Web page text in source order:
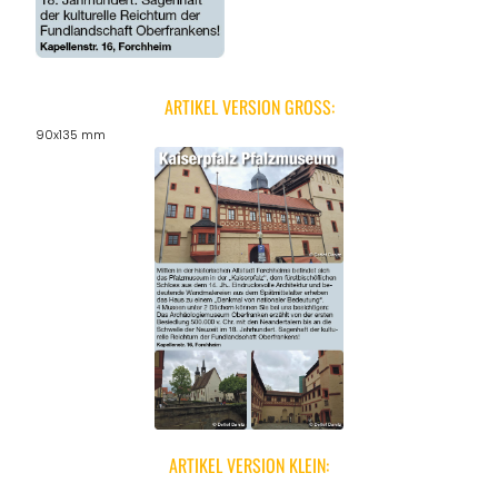
ARTIKEL VERSION GROSS:
90x135 mm
ARTIKEL VERSION KLEIN: